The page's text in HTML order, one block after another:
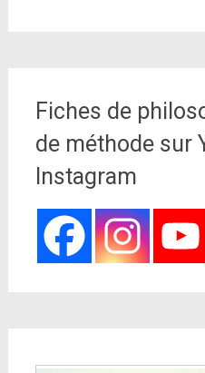
Fiches de
de méthode sur
Instagram